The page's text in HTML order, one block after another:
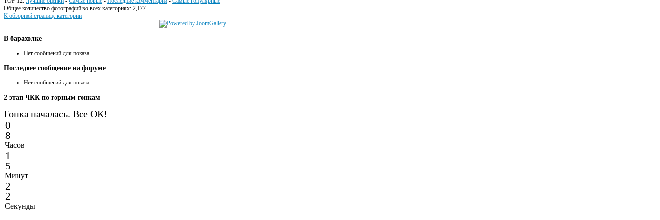
Общее количество фотографий во всех категориях: 2,177
К обзорной странице категории
В барахолке
Нет сообщений для показа
Последнее сообщение на форуме
Нет сообщений для показа
2 этап ЧКК по горным гонкам
Гонка началась. Все ОК!
0
8
Часов
1
5
Минут
2
2
Секунды